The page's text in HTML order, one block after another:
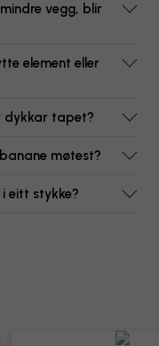
vegg, blir
element eller
dykkar tapet?
møtest?
eitt stykke?